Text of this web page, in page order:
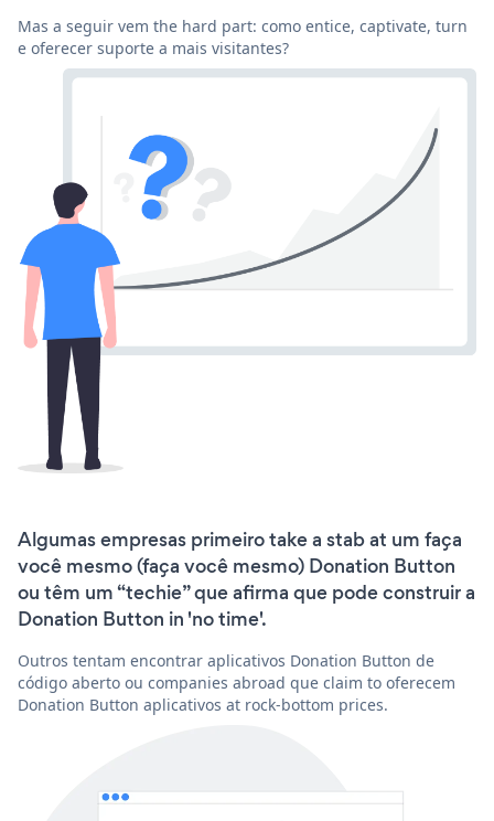
Mas a seguir vem the hard part: como entice, captivate, turn
e oferecer suporte a mais visitantes?
Algumas empresas primeiro take a stab at um faça
você mesmo (faça você mesmo) Donation Button
ou têm um “techie” que afirma que pode construir a
Donation Button in 'no time'.
Outros tentam encontrar aplicativos Donation Button de
código aberto ou companies abroad que claim to oferecem
Donation Button aplicativos at rock-bottom prices.